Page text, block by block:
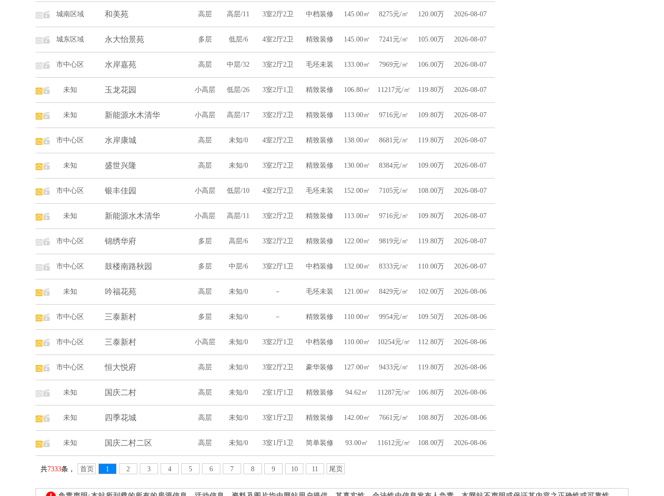
城南区域 和美苑 高层 高层/11 3室2厅2卫 中档装修 145.00㎡ 8275元/㎡ 120.00万 2026-08-07
城东区域 永大怡景苑 多层 低层/6 4室2厅2卫 精致装修 145.00㎡ 7241元/㎡ 105.00万 2026-08-07
市中心区 水岸嘉苑 高层 中层/32 3室2厅2卫 毛坯未装 133.00㎡ 7969元/㎡ 106.00万 2026-08-07
未知 玉龙花园 小高层 低层/26 3室2厅1卫 精致装修 106.80㎡ 11217元/㎡ 119.80万 2026-08-07
未知 新能源水木清华 小高层 高层/17 3室2厅2卫 精致装修 113.00㎡ 9716元/㎡ 109.80万 2026-08-07
市中心区 水岸康城 高层 未知/0 4室2厅2卫 精致装修 138.00㎡ 8681元/㎡ 119.80万 2026-08-07
未知 盛世兴隆 高层 未知/0 3室2厅2卫 精致装修 130.00㎡ 8384元/㎡ 109.00万 2026-08-07
市中心区 银丰佳园 小高层 低层/10 4室2厅2卫 毛坯未装 152.00㎡ 7105元/㎡ 108.00万 2026-08-07
未知 新能源水木清华 小高层 高层/11 3室2厅2卫 精致装修 113.00㎡ 9716元/㎡ 109.80万 2026-08-07
市中心区 锦绣华府 多层 高层/6 3室2厅2卫 精致装修 122.00㎡ 9819元/㎡ 119.80万 2026-08-07
市中心区 鼓楼南路秋园 多层 中层/6 3室2厅1卫 中档装修 132.00㎡ 8333元/㎡ 110.00万 2026-08-07
未知 吟福花苑 高层 未知/0 － 毛坯未装 121.00㎡ 8429元/㎡ 102.00万 2026-08-06
市中心区 三泰新村 多层 未知/0 － 精致装修 110.00㎡ 9954元/㎡ 109.50万 2026-08-06
市中心区 三泰新村 小高层 未知/0 3室2厅1卫 中档装修 110.00㎡ 10254元/㎡ 112.80万 2026-08-06
市中心区 恒大悦府 高层 未知/0 3室2厅2卫 豪华装修 127.00㎡ 9433元/㎡ 119.80万 2026-08-06
未知 国庆二村 高层 未知/0 2室1厅1卫 精致装修 94.62㎡ 11287元/㎡ 106.80万 2026-08-06
未知 四季花城 高层 未知/0 3室1厅2卫 精致装修 142.00㎡ 7661元/㎡ 108.80万 2026-08-06
未知 国庆二村二区 高层 未知/0 3室1厅1卫 简单装修 93.00㎡ 11612元/㎡ 108.00万 2026-08-06
共7333条， 首页 1 2 3 4 5 6 7 8 9 10 11 尾页